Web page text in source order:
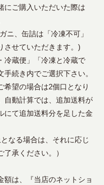
にご購入いただいた際は
ニ、缶詰は「冷凍不可」
させていただきます。)
冷蔵便」「冷凍と冷蔵で
続き内でご選択下さい。
希望の場合は2個口となり
自動計算では、追加送料が
にて追加送料分を足した金
なる場合は、それに応じ
承ください。）
は、『当店のネットショ